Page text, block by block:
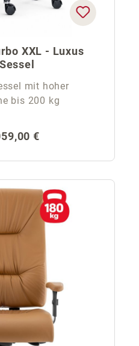
XXL - Luxus
mit hoher
bis 200 kg
Preis:
€